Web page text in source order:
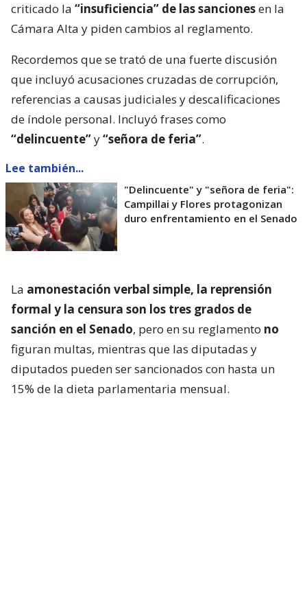
criticado la “insuficiencia” de las sancionesen la
Cámara Alta y piden cambios al reglamento.
Recordemos que se trató de una fuerte discusión
que incluyó acusaciones cruzadas de corrupción,
referencias a causas judiciales y descalificaciones
de índole personal. Incluyó frases como
“delincuente”y“señora de feria”.
Lee también...
"Delincuente" y "señora de feria":
Campillai y Flores protagonizan
duro enfrentamiento en el Senado
La amonestación verbal simple, la reprensión
formal y la censura son los tres grados de
sanción en el Senado, pero en su reglamento no
figuran multas, mientras que las diputadas y
diputados pueden ser sancionados con hasta un
15% de la dieta parlamentaria mensual.